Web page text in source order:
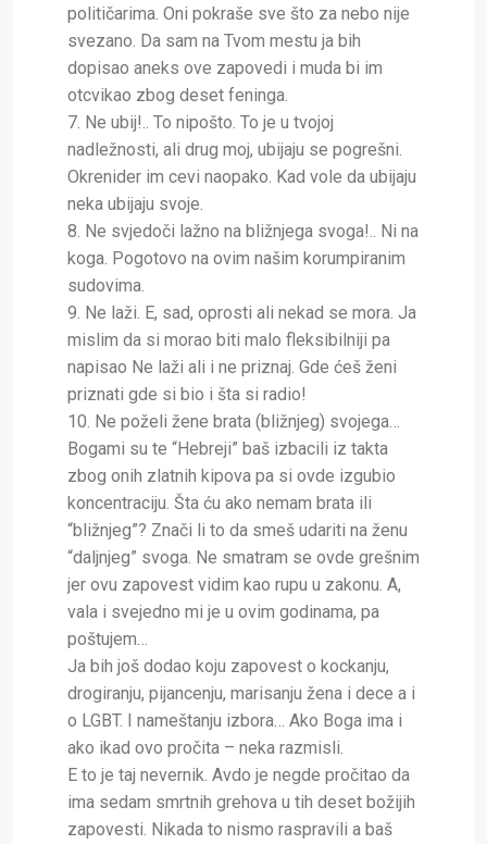
političarima. Oni pokraše sve što za nebo nije
svezano. Da sam na Tvom mestu ja bih
dopisao aneks ove zapovedi i muda bi im
otcvikao zbog deset feninga.
7. Ne ubij!.. To nipošto. To je u tvojoj
nadležnosti, ali drug moj, ubijaju se pogrešni.
Okrenider im cevi naopako. Kad vole da ubijaju
neka ubijaju svoje.
8. Ne svjedoči lažno na bližnjega svoga!.. Ni na
koga. Pogotovo na ovim našim korumpiranim
sudovima.
9. Ne laži. E, sad, oprosti ali nekad se mora. Ja
mislim da si morao biti malo fleksibilniji pa
napisao Ne laži ali i ne priznaj. Gde ćeš ženi
priznati gde si bio i šta si radio!
10. Ne poželi žene brata (bližnjeg) svojega…
Bogami su te “Hebreji” baš izbacili iz takta
zbog onih zlatnih kipova pa si ovde izgubio
koncentraciju. Šta ću ako nemam brata ili
“bližnjeg”? Znači li to da smeš udariti na ženu
“daljnjeg” svoga. Ne smatram se ovde grešnim
jer ovu zapovest vidim kao rupu u zakonu. A,
vala i svejedno mi je u ovim godinama, pa
poštujem…
Ja bih još dodao koju zapovest o kockanju,
drogiranju, pijancenju, marisanju žena i dece a i
o LGBT. I nameštanju izbora… Ako Boga ima i
ako ikad ovo pročita – neka razmisli.
E to je taj nevernik. Avdo je negde pročitao da
ima sedam smrtnih grehova u tih deset božijih
zapovesti. Nikada to nismo raspravili a baš